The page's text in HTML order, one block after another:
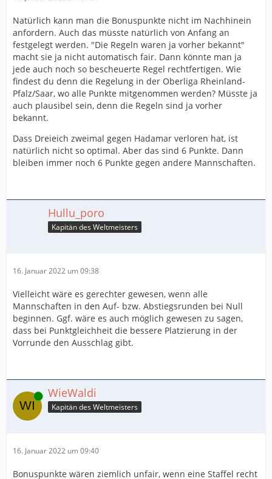
Natürlich kann man die Bonuspunkte nicht im Nachhinein
anfordern. Auch das müsste natürlich von Anfang an
festgelegt werden. "Die Regeln waren ja vorher bekannt"
macht sie ja nicht automatisch fair. Dann könnte man ja
jede auch noch so bescheuerte Regel rechtfertigen. Wie
findest du denn die Regelung in der Oberliga Rheinland-
Pfalz/Saar, wo alle Punkte mitgenommen werden? Müsste ja
auch plausibel sein, denn die Regeln sind ja vorher
bekannt.
Dass Dreieich zweimal gegen Hadamar verloren hat, ist
natürlich nicht so optimal. Aber das sind 6 Punkte. Dann
bleiben immer noch 6 Punkte gegen andere Mannschaften.
Hullu_poro
Kapitän des Weltmeisters
16. Januar 2022 um 09:38
Vielleicht wäre es gerechter gewesen, wenn alle
Mannschaften in den Auf- bzw. Abstiegsrunden bei Null
beginnen. Ggf. wäre es auch möglich gewesen zu sagen,
dass bei Punktgleichheit die bessere Platzierung in der
Vorrunde den Ausschlag gibt.
Online WieWaldi
Kapitän des Weltmeisters
16. Januar 2022 um 09:40
Bonuspunkte wären ziemlich unfair, wenn eine Staffel recht